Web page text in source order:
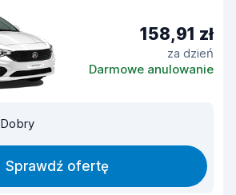
158,91 zł
za dzień
Darmowe anulowanie
Dobry
Sprawdź ofertę